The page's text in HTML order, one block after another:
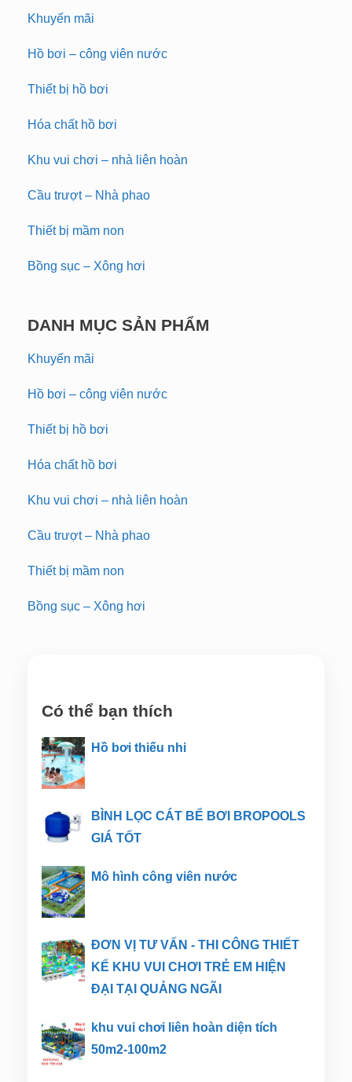
Khuyến mãi
Hồ bơi – công viên nước
Thiết bị hồ bơi
Hóa chất hồ bơi
Khu vui chơi – nhà liên hoàn
Cầu trượt – Nhà phao
Thiết bị mầm non
Bồng sục – Xông hơi
DANH MỤC SẢN PHẨM
Khuyến mãi
Hồ bơi – công viên nước
Thiết bị hồ bơi
Hóa chất hồ bơi
Khu vui chơi – nhà liên hoàn
Cầu trượt – Nhà phao
Thiết bị mầm non
Bồng sục – Xông hơi
Có thể bạn thích
Hồ bơi thiếu nhi
BÌNH LỌC CÁT BỂ BƠI BROPOOLS
GIÁ TỐT
Mô hình công viên nước
ĐƠN VỊ TƯ VẤN - THI CÔNG THIẾT
KẾ KHU VUI CHƠI TRẺ EM HIỆN
ĐẠI TẠI QUẢNG NGÃI
khu vui chơi liên hoàn diện tích
50m2-100m2